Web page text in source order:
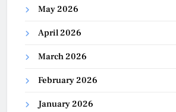
May 2026
April 2026
March 2026
February 2026
January 2026